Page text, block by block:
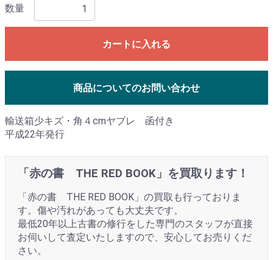
数量
カートに入れる
商品についてのお問い合わせ
輸送箱少キズ・角４cmヤブレ 函付き
平成22年発行
「赤の書 THE RED BOOK」を買取ります！
「赤の書 THE RED BOOK」の買取も行っておりま
す。傷や汚れがあっても大丈夫です。
最低20年以上古書の修行をした専門のスタッフが直接
お伺いして査定いたしますので、安心してお売りくだ
さい。